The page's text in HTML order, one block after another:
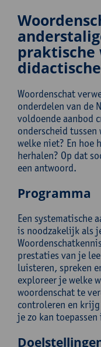
praktische
Woordenschat
onderdelen van de
voldoende aanbod
onderscheid
welke niet? En hoe
herhalen? Op dat
een antwoord.
Programma
Een systematische
is noodzakelijk als
prestaties van je
luisteren, spreken
exploreer je welke
woordenschat te
controleren en
je zo kan